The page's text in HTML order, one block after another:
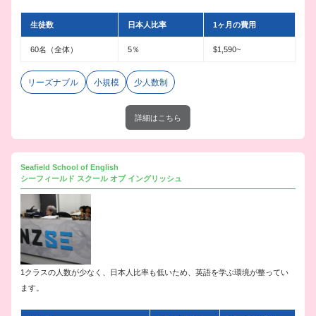
生徒数 日本人比率 1ヶ月の費用
60名（全体） 5％ $1,590~
リーズナブル 小規模 少人数制
詳細はこちら
Seafield School of English
シーフィールド スクール オブ イングリッシュ
1クラスの人数が少なく、日本人比率も低いため、英語を学ぶ環境が整ってい
ます。